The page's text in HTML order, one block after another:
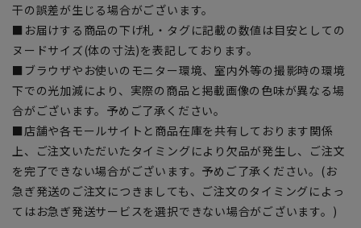
干の誤差が生じる場合がございます。
■お届けする商品の下げ札・タグに記載の数値は目安としての
ヌードサイズ(体の寸法)を表記しております。
■ブラウザやお使いのモニター環境、室内外等の撮影時の環境
下での光加減により、実際の商品と掲載画像の色味が異なる場
合がございます。予めご了承ください。
■店舗や各モールサイトと商品在庫を共有しております関係
上、ご注文いただいたタイミングにより欠品が発生し、ご注文
を完了できない場合がございます。予めご了承ください。(お
急ぎ発送のご注文につきましても、ご注文のタイミングによっ
てはお急ぎ発送サービスを選択できない場合がございます。)